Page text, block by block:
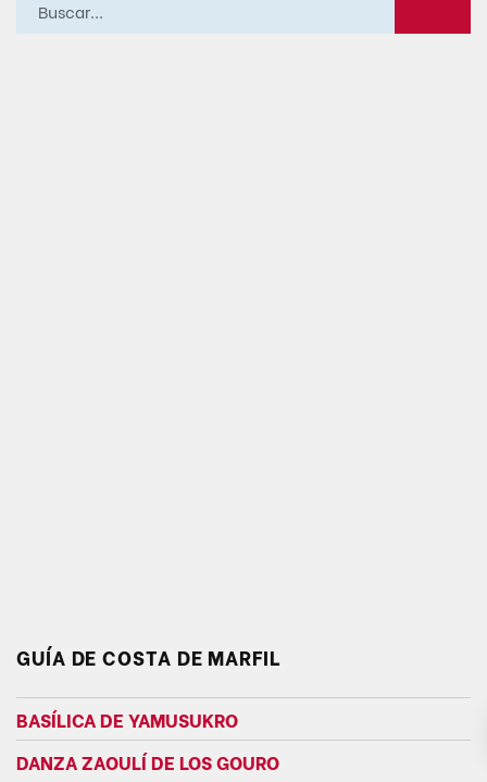
GUÍA DE COSTA DE MARFIL
BASÍLICA DE YAMUSUKRO
DANZA ZAOULÍ DE LOS GOURO